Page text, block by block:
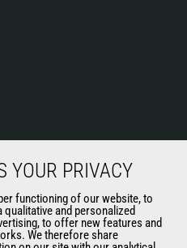
of Sale
YOUR PRIVACY
functioning of our website, to
and personalized
to offer new features and
We therefore share